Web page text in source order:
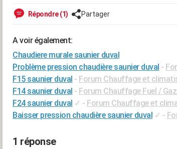
Répondre (1) Partager
A voir également:
Chaudiere murale saunier duval
Problème pression chaudière saunier duval -
F15 saunier duval - Forum Chauffage et
F14 saunier duval - Forum Chauffage Fuel /
F24 saunier duval ✓ - Forum Chauffage et
Baisser pression chaudière saunier duval ✓ -
1 réponse